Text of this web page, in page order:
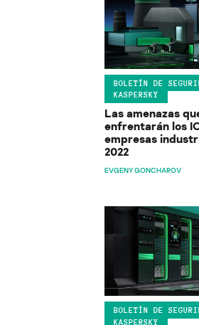
BOLETÍN DE
KASPERSKY
Las amenazas
enfrentarán los
empresas
2022
EVGENY GONCHAROV
BOLETÍN DE
KASPERSKY